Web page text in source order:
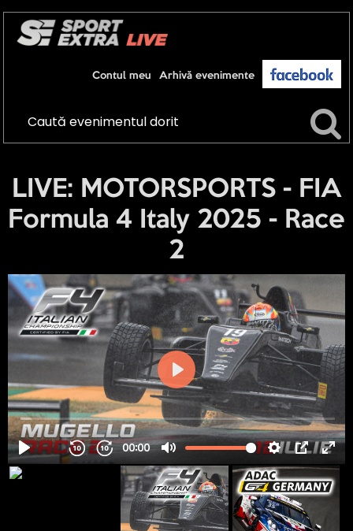
Arhivă evenimente
Contul meu
LIVE: MOTORSPORTS - FIA
Formula 4 Italy 2025 - Race
2